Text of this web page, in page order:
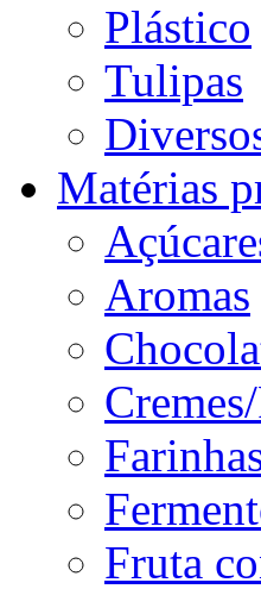
Plástico
Tulipas
Matérias
Aromas
Fruta